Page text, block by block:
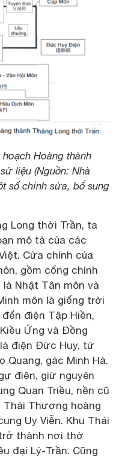
Hoàng thành
liệu (Nguồn: Nhà
số chỉnh sửa, bổ sung
Long thời Trần, ta
mô tả của các
Cửa chính của
gồm cổng chính
là Nhật Tân môn và
môn là giếng trời
điện Tập Hiền,
Ứng và Đồng
điện Đức Huy, từ
Quang, gác Minh Hà.
điện, giữ nguyên
Quan Triều, nền cũ
Thái Thượng hoàng
Uy Viễn. Khu Thái
thành nơi thờ
đại Lý-Trần. Cũng